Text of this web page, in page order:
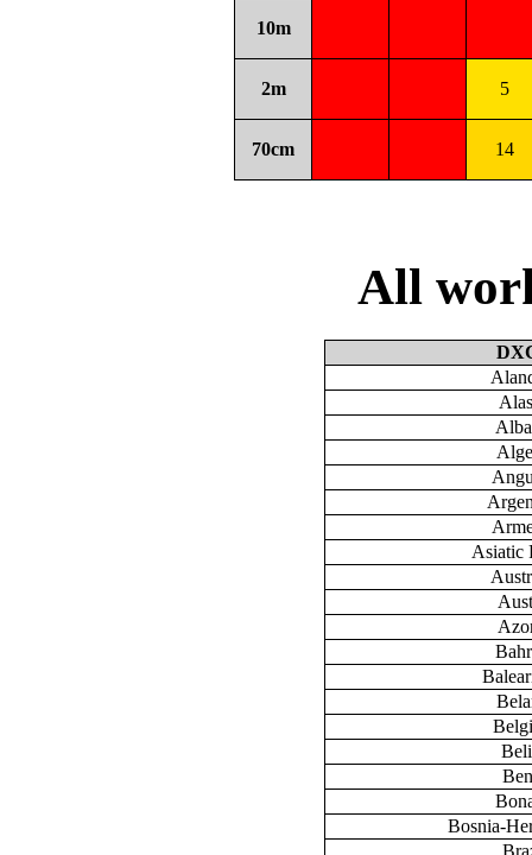
10m
2m 5
70cm 14
All
Asiatic
Bosnia-